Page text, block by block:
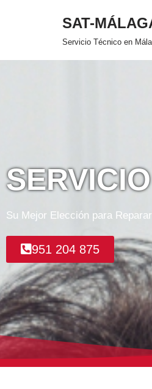
SAT-
Servicio Técnico en
Su Mejor Elección para
951 204 875